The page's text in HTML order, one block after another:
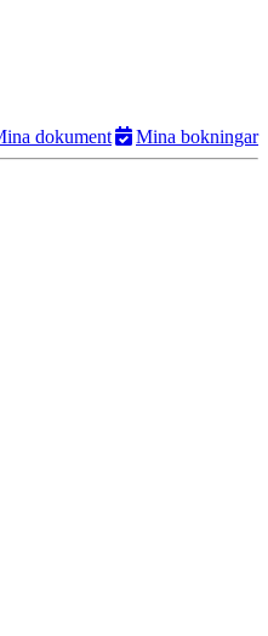
dokument Mina bokningar